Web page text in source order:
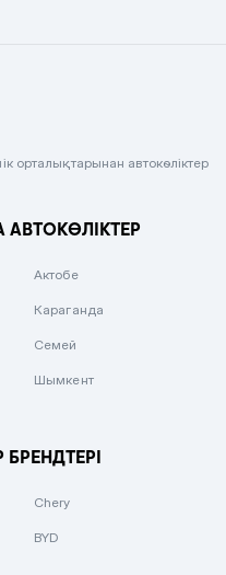
орталықтарынан автокөліктер
Актобе
Караганда
Семей
Шымкент
Chery
BYD